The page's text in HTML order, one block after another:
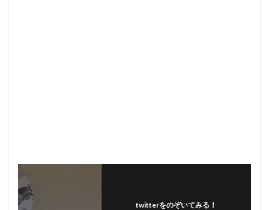
twitterをのぞいてみる！